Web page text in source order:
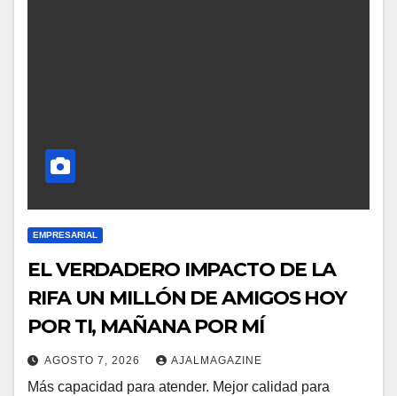
EMPRESARIAL
EL VERDADERO IMPACTO DE LA
RIFA UN MILLÓN DE AMIGOS HOY
POR TI, MAÑANA POR MÍ
AGOSTO 7, 2026 AJALMAGAZINE
Más capacidad para atender. Mejor calidad para